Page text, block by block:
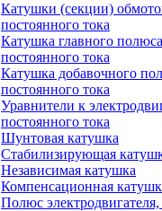
Катушки (секции)
постоянного тока
Катушка главного
постоянного тока
Катушка добавочного
постоянного тока
Уравнители к
постоянного тока
Шунтовая катушка
Стабилизирующая
Независимая катушка
Компенсационная
Полюс электродвигателя,